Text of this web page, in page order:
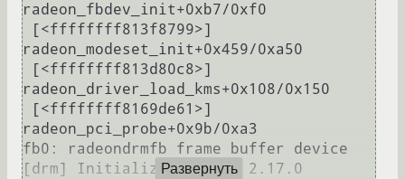
radeon_fbdev_init+0xb7/0xf0
radeon_modeset_init+0x459/0xa50
radeon_driver_load_kms+0x108/0x150
radeon_pci_probe+0x9b/0xa3
fb0: radeondrmfb frame buffer device
[drm] Initialized radeon 2.17.0
Развернуть